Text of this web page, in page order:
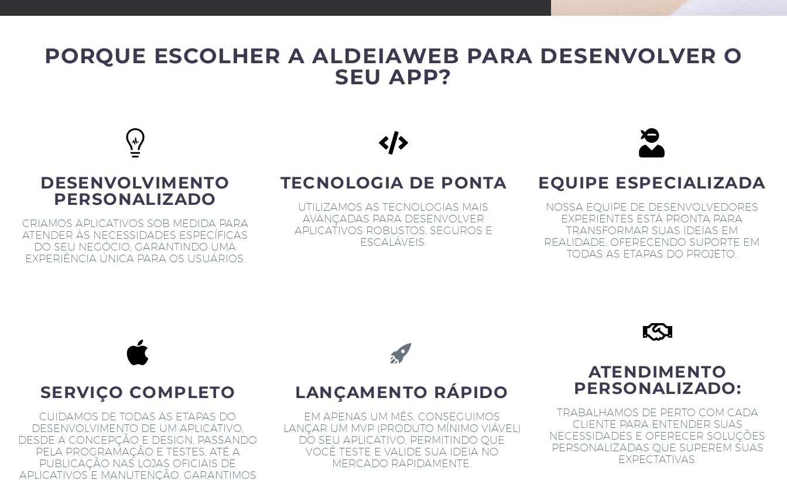
PORQUE ESCOLHER A ALDEIAWEB PARA DESENVOLVER O
SEU APP?
DESENVOLVIMENTO
PERSONALIZADO
CRIAMOS APLICATIVOS SOB MEDIDA PARA
ATENDER ÀS NECESSIDADES ESPECÍFICAS
DO SEU NEGÓCIO, GARANTINDO UMA
EXPERIÊNCIA ÚNICA PARA OS USUÁRIOS.
TECNOLOGIA DE PONTA
UTILIZAMOS AS TECNOLOGIAS MAIS
AVANÇADAS PARA DESENVOLVER
APLICATIVOS ROBUSTOS, SEGUROS E
ESCALÁVEIS.
EQUIPE ESPECIALIZADA
NOSSA EQUIPE DE DESENVOLVEDORES
EXPERIENTES ESTÁ PRONTA PARA
TRANSFORMAR SUAS IDEIAS EM
REALIDADE, OFERECENDO SUPORTE EM
TODAS AS ETAPAS DO PROJETO.
SERVIÇO COMPLETO
CUIDAMOS DE TODAS AS ETAPAS DO
DESENVOLVIMENTO DE UM APLICATIVO,
DESDE A CONCEPÇÃO E DESIGN, PASSANDO
PELA PROGRAMAÇÃO E TESTES, ATÉ A
PUBLICAÇÃO NAS LOJAS OFICIAIS DE
APLICATIVOS E MANUTENÇÃO. GARANTIMOS
LANÇAMENTO RÁPIDO
EM APENAS UM MÊS, CONSEGUIMOS
LANÇAR UM MVP (PRODUTO MÍNIMO VIÁVEL)
DO SEU APLICATIVO, PERMITINDO QUE
VOCÊ TESTE E VALIDE SUA IDEIA NO
MERCADO RAPIDAMENTE.
ATENDIMENTO
PERSONALIZADO:
TRABALHAMOS DE PERTO COM CADA
CLIENTE PARA ENTENDER SUAS
NECESSIDADES E OFERECER SOLUÇÕES
PERSONALIZADAS QUE SUPEREM SUAS
EXPECTATIVAS.